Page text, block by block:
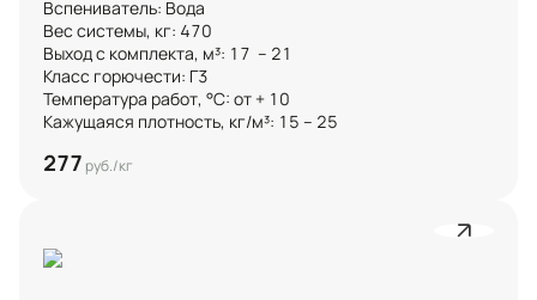
Вспениватель: Вода
Вес системы, кг: 470
Выход с комплекта, м³: 17  – 21
Класс горючести: Г3
Температура работ, °C: от + 10
Кажущаяся плотность, кг/м³: 15 – 25
277 руб./кг